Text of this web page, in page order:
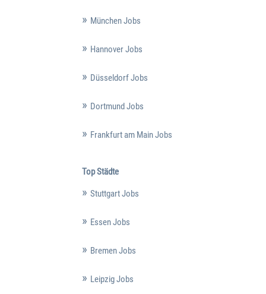
München Jobs
Hannover Jobs
Düsseldorf Jobs
Dortmund Jobs
Frankfurt am Main Jobs
Top Städte
Stuttgart Jobs
Essen Jobs
Bremen Jobs
Leipzig Jobs